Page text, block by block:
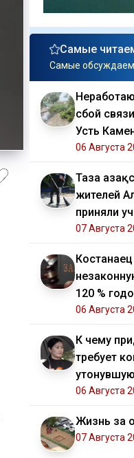
Самые
Самые
сбой
Усть
06 Августа
Таза
жителей
приняли
07 Августа
120 %
06 Августа
К чему
требует
иномарку
06 Августа
Жизнь за
07 Августа